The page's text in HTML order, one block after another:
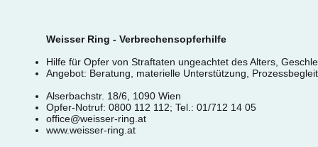
Weisser Ring - Verbrechensopferhilfe
Hilfe für Opfer von Straftaten ungeachtet des Alters,
Angebot: Beratung, materielle Unterstützung,
Alserbachstr. 18/6, 1090 Wien
Opfer-Notruf: 0800 112 112; Tel.: 01/712 14 05
office@weisser-ring.at
www.weisser-ring.at